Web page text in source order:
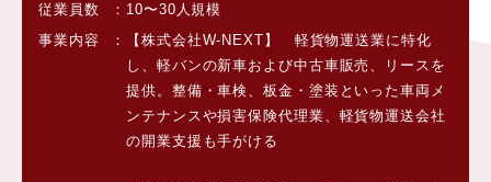
従業員数
10〜30人規模
事業内容
【株式会社W-NEXT】 軽貨物運送業に特化
し、軽バンの新車および中古車販売、リースを
提供。整備・車検、板金・塗装といった車両メ
ンテナンスや損害保険代理業、軽貨物運送会社
の開業支援も手がける